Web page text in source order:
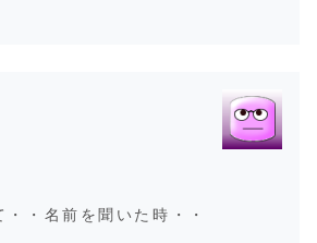
・・名前を聞いた時・・